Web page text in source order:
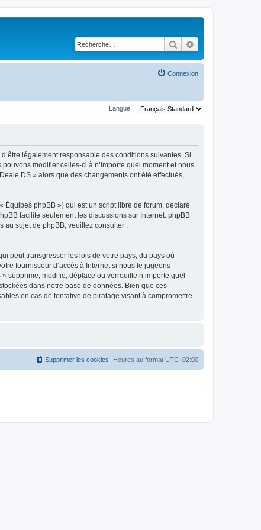
Rechercher
Connexion
Langue :
légalement responsable des conditions suivantes. Si
modifier celles-ci à n’importe quel moment et nous
DS » alors que des changements ont été effectués,
phpBB ») qui est un script libre de forum, déclaré
facilite seulement les discussions sur Internet. phpBB
au sujet de phpBB, veuillez consulter :
peut transgresser les lois de votre pays, du pays où
fournisseur d’accès à Internet si nous le jugeons
supprime, modifie, déplace ou verrouille n’importe quel
dans notre base de données. Bien que ces
en cas de tentative de piratage visant à compromettre
Heures au format UTC+02:00
Supprimer les cookies